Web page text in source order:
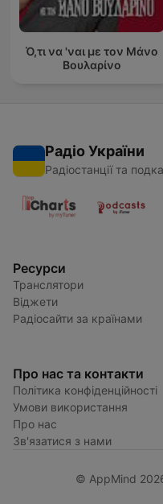
Ό,τι να 'ναι με τον Μάνο
Βουλαρίνο
Радіо України
Радіостанції та
Ресурси
Транслятори
Віджети
Радіосайти за країнами
Про нас та контакти
Політика конфіденційності
Умови використання
Про нас
Зв'язатися з нами
© AppMind